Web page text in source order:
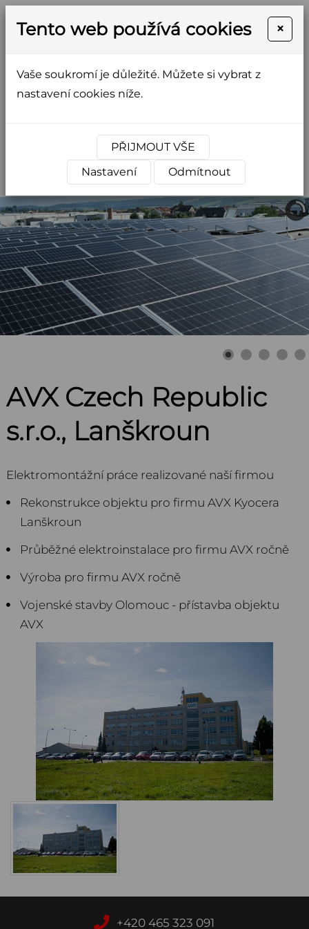
elektro@elektro-ksk.cz
NAPIŠTE NÁM
AVX Czech Republic
s.r.o., Lanškroun
Elektromontážní práce realizované naší firmou
Rekonstrukce objektu pro firmu AVX Kyocera
Lanškroun
Průběžné elektroinstalace pro firmu AVX ročně
Výroba pro firmu AVX ročně
Vojenské stavby Olomouc - přístavba objektu
AVX
+420 465 323 091
Tento web používá cookies ×
Vaše soukromí je důležité. Můžete si vybrat z
nastavení cookies níže.
PŘIJMOUT VŠE
Nastavení
Odmítnout